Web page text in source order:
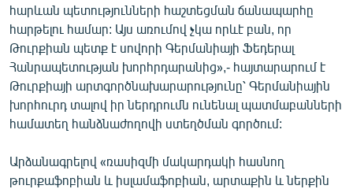
Русский
ՀԵՏԵՎԵՔ ՄԵԶ
«Ազատության» բոլոր կայքերը
հարևան պետությունների հաշտեցման ճանապարհը
հարթելու համար: Այս առումով չկա որևէ բան, որ
Թուրքիան պետք է սովորի Գերմանիայի Ֆեդերալ
Հանրապետության խորհրդարանից»,- հայտարարում է
Թուրքիայի արտգործնախարարությունը՝ Գերմանիային
խորհուրդ տալով իր ներդրումն ունենալ պատմաբանների
համատեղ հանձնաժողովի ստեղծման գործում:
Արձանագրելով «ռասիզմի մակարդակի հասնող
թուրքաֆոբիան և իսլամաֆոբիան, արտաքին և ներքին